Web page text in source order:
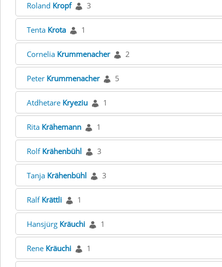
Roland Kropf 3
Tenta Krota 1
Cornelia Krummenacher 2
Peter Krummenacher 5
Atdhetare Kryeziu 1
Rita Krähemann 1
Rolf Krähenbühl 3
Tanja Krähenbühl 3
Ralf Krättli 1
Hansjürg Kräuchi 1
Rene Kräuchi 1